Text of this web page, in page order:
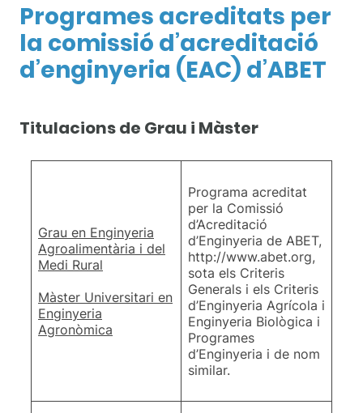
Programes acreditats per
la comissió d’acreditació
d’enginyeria (EAC) d’ABET
Titulacions de Grau i Màster
Grau en Enginyeria
Agroalimentària i del
Medi Rural
Màster Universitari en
Enginyeria
Agronòmica
Programa acreditat
per la Comissió
d’Acreditació
d’Enginyeria de ABET,
http://www.abet.org,
sota els Criteris
Generals i els Criteris
d’Enginyeria Agrícola i
Enginyeria Biològica i
Programes
d’Enginyeria i de nom
similar.